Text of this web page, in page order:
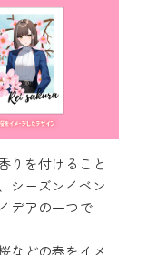
りを付けること
シーズンイベン
デアの一つで